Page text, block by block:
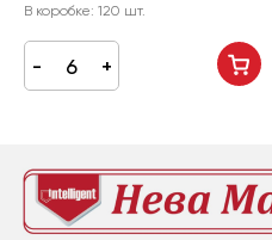
В коробке: 120 шт.